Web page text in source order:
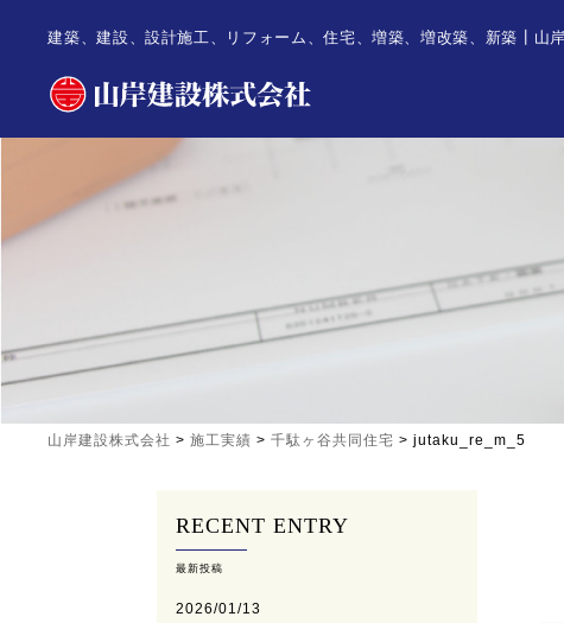
建築、建設、設計施工、リフォーム、住宅、増築、増改築、新築┃山
山岸建設株式会社 >施工実績 >千駄ヶ谷共同住宅 >jutaku_re_m_5
RECENT ENTRY
最新投稿
2026/01/13